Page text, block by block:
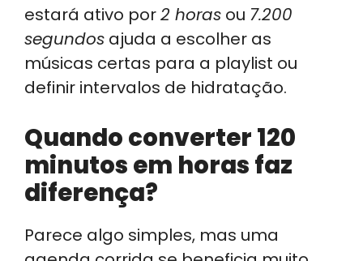
estará ativo por2 horas ou 7.200
segundos ajuda a escolher as
músicas certas para a playlist ou
definir intervalos de hidratação.
Quando converter 120
minutos em horas faz
diferença?
Parece algo simples, mas uma